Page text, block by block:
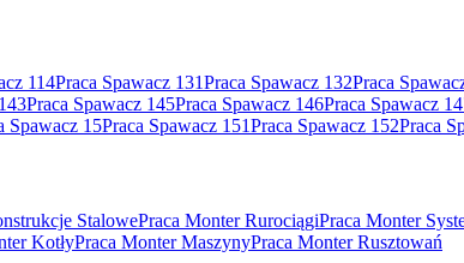
114Praca Spawacz 131Praca Spawacz 132Praca
Praca Spawacz 145Praca Spawacz 146Praca Spawacz
Spawacz 15Praca Spawacz 151Praca Spawacz 152Praca
StalowePraca Monter RurociągiPraca Monter
KotłyPraca Monter MaszynyPraca Monter Rusztowań